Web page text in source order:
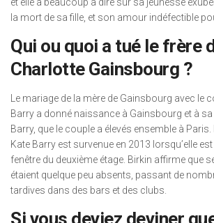
la mort de sa fille, et son amour indéfectible
Qui ou quoi a tué le frère
Charlotte Gainsbourg ?
Le mariage de la mère de Gainsbourg avec le
Barry a donné naissance à Gainsbourg et à
Barry, que le couple a élevés ensemble à
Kate Barry est survenue en 2013 lorsqu’elle
fenêtre du deuxième étage. Birkin affirme que
étaient quelque peu absents, passant de
tardives dans des bars et des clubs.
Si vous deviez deviner